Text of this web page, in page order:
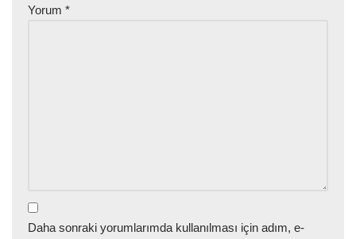
Yorum *
Daha sonraki yorumlarımda kullanılması için adım, e-